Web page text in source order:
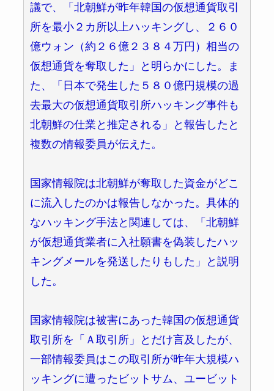
議で、「北朝鮮が昨年韓国の仮想通貨取引
所を最小２カ所以上ハッキングし、２６０
億ウォン（約２６億２３８４万円）相当の
仮想通貨を奪取した」と明らかにした。ま
た、「日本で発生した５８０億円規模の過
去最大の仮想通貨取引所ハッキング事件も
北朝鮮の仕業と推定される」と報告したと
複数の情報委員が伝えた。
国家情報院は北朝鮮が奪取した資金がどこ
に流入したのかは報告しなかった。具体的
なハッキング手法と関連しては、「北朝鮮
が仮想通貨業者に入社願書を偽装したハッ
キングメールを発送したりもした」と説明
した。
国家情報院は被害にあった韓国の仮想通貨
取引所を「Ａ取引所」とだけ言及したが、
一部情報委員はこの取引所が昨年大規模ハ
ッキングに遭ったビットサム、ユービット